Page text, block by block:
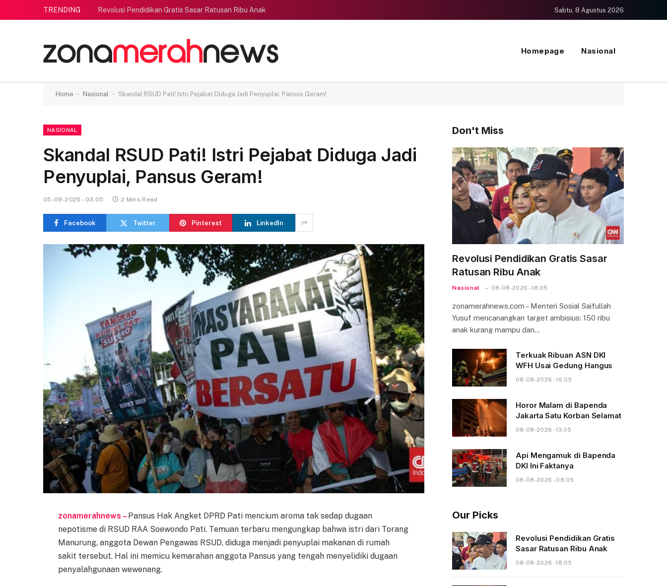
TRENDING Revolusi Pendidikan Gratis Sasar Ratusan Ribu Anak Sabtu, 8 Agustus 2026
Homepage Nasional
Home - Nasional - Skandal RSUD Pati! Istri Pejabat Diduga Jadi Penyuplai, Pansus Geram!
NASIONAL
Skandal RSUD Pati! Istri Pejabat Diduga Jadi
Penyuplai, Pansus Geram!
05-09-2025 - 03.05 2 Mins Read
Facebook Twitter Pinterest LinkedIn
zonamerahnews – Pansus Hak Angket DPRD Pati mencium aroma tak sedap dugaan
nepotisme di RSUD RAA Soewondo Pati. Temuan terbaru mengungkap bahwa istri dari Torang
Manurung, anggota Dewan Pengawas RSUD, diduga menjadi penyuplai makanan di rumah
sakit tersebut. Hal ini memicu kemarahan anggota Pansus yang tengah menyelidiki dugaan
penyalahgunaan wewenang.
Don't Miss
Revolusi Pendidikan Gratis Sasar
Ratusan Ribu Anak
Nasional 08-08-2026 - 18.05
zonamerahnews.com – Menteri Sosial Saifullah
Yusuf mencanangkan target ambisius: 150 ribu
anak kurang mampu dan…
Terkuak Ribuan ASN DKI
WFH Usai Gedung Hangus
08-08-2026 - 16.05
Horor Malam di Bapenda
Jakarta Satu Korban Selamat
08-08-2026 - 13.05
Api Mengamuk di Bapenda
DKI Ini Faktanya
08-08-2026 - 08.05
Our Picks
Revolusi Pendidikan Gratis
Sasar Ratusan Ribu Anak
08-08-2026 - 18.05